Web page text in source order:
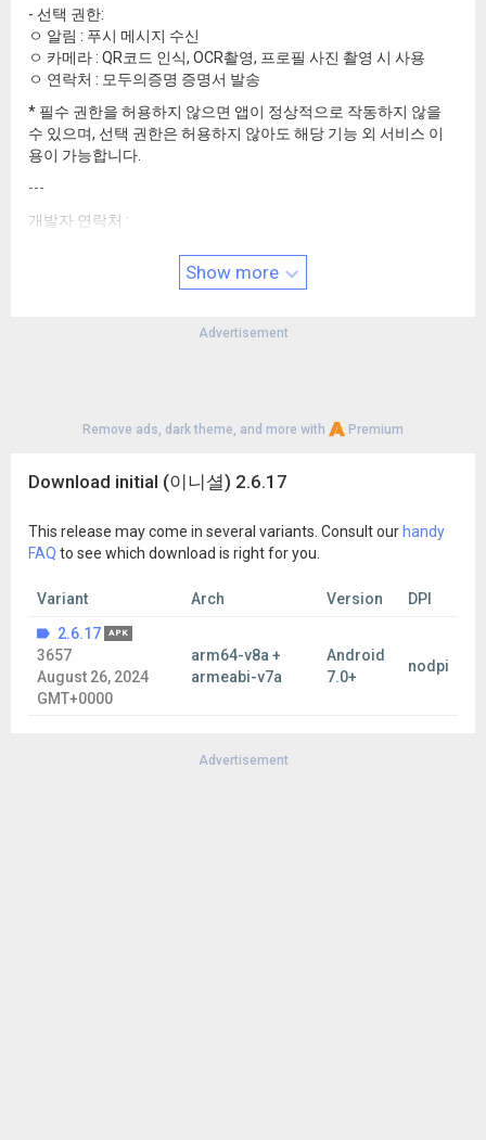
- 선택 권한:
ㅇ 알림 : 푸시 메시지 수신
ㅇ 카메라 : QR코드 인식, OCR촬영, 프로필 사진 촬영 시 사용
ㅇ 연락처 : 모두의증명 증명서 발송
* 필수 권한을 허용하지 않으면 앱이 정상적으로 작동하지 않을
수 있으며, 선택 권한은 허용하지 않아도 해당 기능 외 서비스 이
용이 가능합니다.
---
개발자 연락처 :
Show more
Advertisement
Remove ads, dark theme, and more with Premium
Download initial (이니셜) 2.6.17
This release may come in several variants. Consult our handy
FAQ to see which download is right for you.
Variant Arch Version
DPI
2.6.17
APK
3657
August 26, 2024
GMT+0000
arm64-v8a +
armeabi-v7a
Android
7.0+
nodpi
Advertisement